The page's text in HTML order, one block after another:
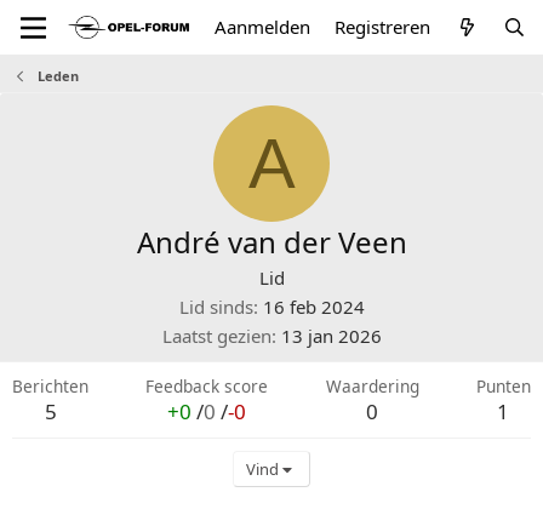
Aanmelden Registreren
Leden
A
André van der Veen
Lid
Lid sinds 16 feb 2024
Laatst gezien 13 jan 2026
Berichten
5
Feedback score
+0 /0 /-0
Waardering
0
Punten
1
Vind